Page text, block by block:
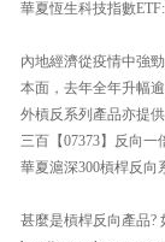
華夏恆生科技指數ETF:
內地經濟從疫情中強
本面，去年全年升幅
外槓反系列產品亦提
三百【07373】反向一
華夏滬深300槓桿反向
甚麼是槓桿反向產品?